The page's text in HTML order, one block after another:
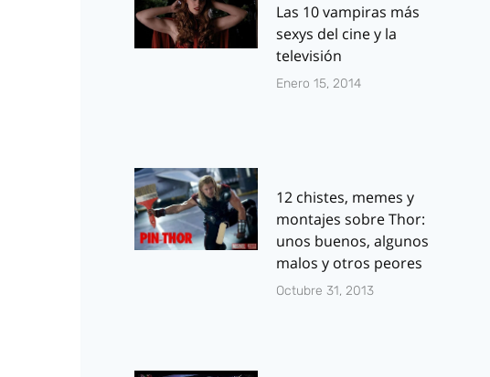
Las 10 vampiras más
sexys del cine y la
televisión
Enero 15, 2014
12 chistes, memes y
montajes sobre Thor:
unos buenos, algunos
malos y otros peores
Octubre 31, 2013